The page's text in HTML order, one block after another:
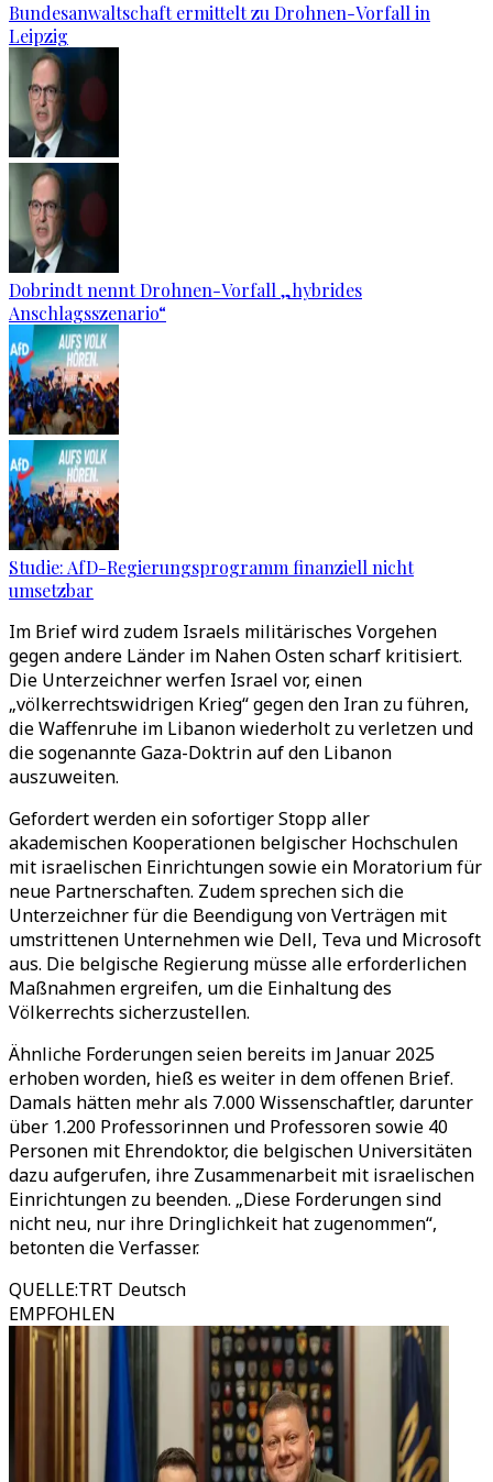
Bundesanwaltschaft ermittelt zu Drohnen-Vorfall in
Leipzig
Dobrindt nennt Drohnen-Vorfall „hybrides
Anschlagsszenario“
Studie: AfD-Regierungsprogramm finanziell nicht
umsetzbar
Im Brief wird zudem Israels militärisches Vorgehen
gegen andere Länder im Nahen Osten scharf kritisiert.
Die Unterzeichner werfen Israel vor, einen
„völkerrechtswidrigen Krieg“ gegen den Iran zu führen,
die Waffenruhe im Libanon wiederholt zu verletzen und
die sogenannte Gaza-Doktrin auf den Libanon
auszuweiten.
Gefordert werden ein sofortiger Stopp aller
akademischen Kooperationen belgischer Hochschulen
mit israelischen Einrichtungen sowie ein Moratorium für
neue Partnerschaften. Zudem sprechen sich die
Unterzeichner für die Beendigung von Verträgen mit
umstrittenen Unternehmen wie Dell, Teva und Microsoft
aus. Die belgische Regierung müsse alle erforderlichen
Maßnahmen ergreifen, um die Einhaltung des
Völkerrechts sicherzustellen.
Ähnliche Forderungen seien bereits im Januar 2025
erhoben worden, hieß es weiter in dem offenen Brief.
Damals hätten mehr als 7.000 Wissenschaftler, darunter
über 1.200 Professorinnen und Professoren sowie 40
Personen mit Ehrendoktor, die belgischen Universitäten
dazu aufgerufen, ihre Zusammenarbeit mit israelischen
Einrichtungen zu beenden. „Diese Forderungen sind
nicht neu, nur ihre Dringlichkeit hat zugenommen“,
betonten die Verfasser.
QUELLE:TRT Deutsch
EMPFOHLEN